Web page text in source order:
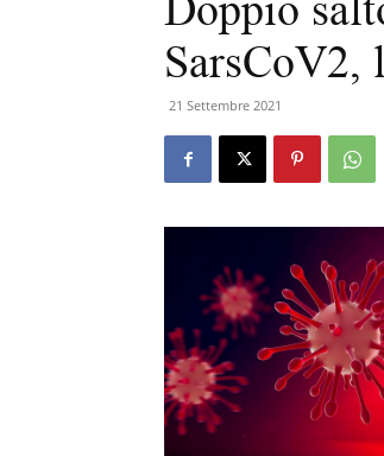
SarsCoV2,
21 Settembre 2021